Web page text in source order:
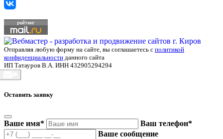
Отправляя любую форму на сайте, вы соглашаетесь с политикой
конфиденциальности данного сайта
ИП Татауров В.А. ИНН 432905294294
Оставить заявку
Ваше имя* Ваш телефон*
Ваше сообщение